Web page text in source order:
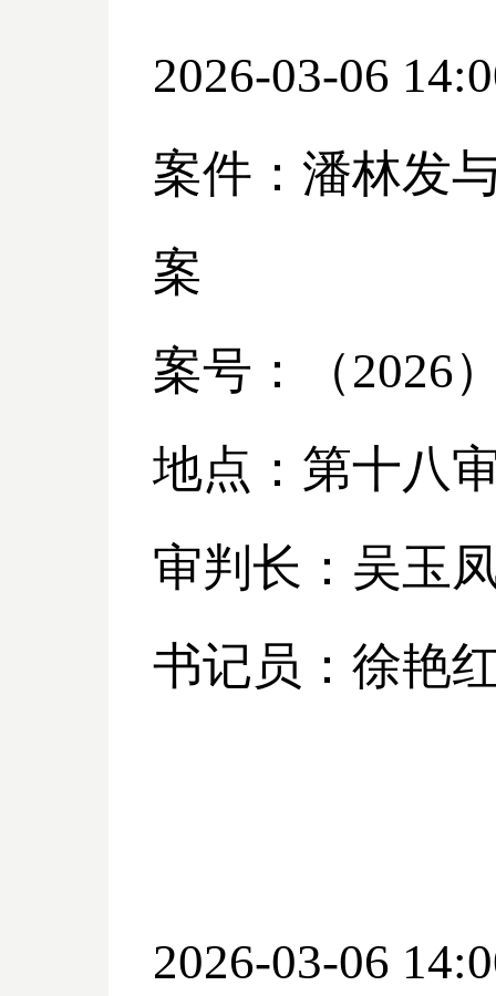
2026-03-06
案件：潘林发
案
案号：（2026
地点：第十八
审判长：吴玉
书记员：徐艳
2026-03-06